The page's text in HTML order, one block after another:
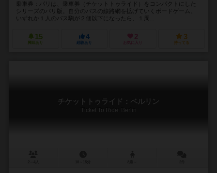
乗車券：パリは、乗車券（チケットトゥライド）をコンパクトにした
シリーズのパリ版。自分のバスの線路網を拡げていくボードゲーム。
いずれか１人のバス駒が２個以下になったら、１周...
15
興味あり
4
経験あり
2
お気に入り
3
持ってる
チケットトゥライド：ベルリン
Ticket To Ride: Berlin